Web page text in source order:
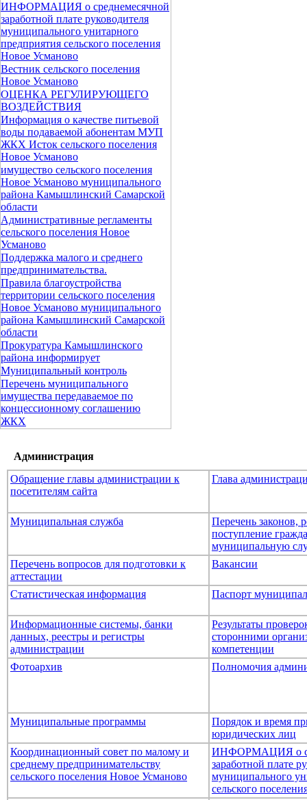
ИНФОРМАЦИЯ о среднемесячной
заработной плате руководителя
муниципального унитарного
предприятия сельского поселения
Новое Усманово
Вестник сельского поселения
Новое Усманово
ОЦЕНКА РЕГУЛИРУЮЩЕГО
ВОЗДЕЙСТВИЯ
Информация о качестве питьевой
воды подаваемой абонентам МУП
ЖКХ Исток сельского поселения
Новое Усманово
имущество сельского поселения
Новое Усманово муниципального
района Камышлинский Самарской
области
Административные регламенты
сельского поселения Новое
Усманово
Поддержка малого и среднего
предпринимательства.
Правила благоустройства
территории сельского поселения
Новое Усманово муниципального
района Камышлинский Самарской
области
Прокуратура Камышлинского
района информирует
Муниципальный контроль
Перечень муниципального
имущества передаваемое по
концессионному соглашению
ЖКХ
Администрация
Обращение главы администрации к
посетителям сайта
Глава
Муниципальная служба
Перечень законов,
поступление
муниципальную
Перечень вопросов для подготовки к
аттестации
Вакансии
Статистическая информация Паспорт
Информационные системы, банки
данных, реестры и регистры
администрации
Результаты
сторонними
компетенции
Фотоархив
Полномочия
Муниципальные программы
Порядок и время
юридических лиц
Координационный совет по малому и
среднему предпринимательству
сельского поселения Новое Усманово
ИНФОРМАЦИЯ о
заработной плате
муниципального
сельского